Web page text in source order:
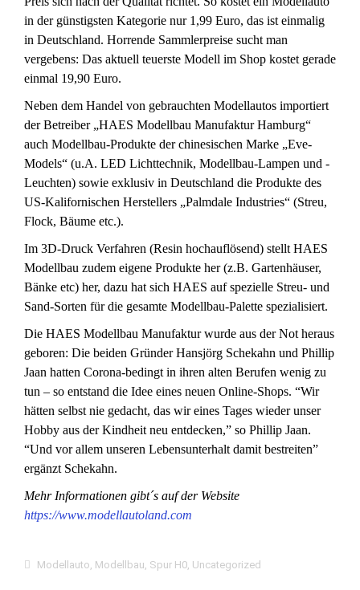
in der günstigsten Kategorie nur 1,99 Euro, das ist einmalig
in Deutschland. Horrende Sammlerpreise sucht man
vergebens: Das aktuell teuerste Modell im Shop kostet gerade
einmal 19,90 Euro.
Neben dem Handel von gebrauchten Modellautos importiert
der Betreiber „HAES Modellbau Manufaktur Hamburg“
auch Modellbau-Produkte der chinesischen Marke „Eve-
Models“ (u.A. LED Lichttechnik, Modellbau-Lampen und -
Leuchten) sowie exklusiv in Deutschland die Produkte des
US-Kalifornischen Herstellers „Palmdale Industries“ (Streu,
Flock, Bäume etc.).
Im 3D-Druck Verfahren (Resin hochauflösend) stellt HAES
Modellbau zudem eigene Produkte her (z.B. Gartenhäuser,
Bänke etc) her, dazu hat sich HAES auf spezielle Streu- und
Sand-Sorten für die gesamte Modellbau-Palette spezialisiert.
Die HAES Modellbau Manufaktur wurde aus der Not heraus
geboren: Die beiden Gründer Hansjörg Schekahn und Phillip
Jaan hatten Corona-bedingt in ihren alten Berufen wenig zu
tun – so entstand die Idee eines neuen Online-Shops. “Wir
hätten selbst nie gedacht, das wir eines Tages wieder unser
Hobby aus der Kindheit neu entdecken,” so Phillip Jaan.
“Und vor allem unseren Lebensunterhalt damit bestreiten”
ergänzt Schekahn.
Mehr Informationen gibt´s auf der Website
https://www.modellautoland.com
Modellauto, Modellbau, Spur H0, Uncategorized